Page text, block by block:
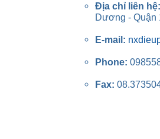
Địa chỉ liên
Dương - Quận
E-mail:
Phone:
Fax: